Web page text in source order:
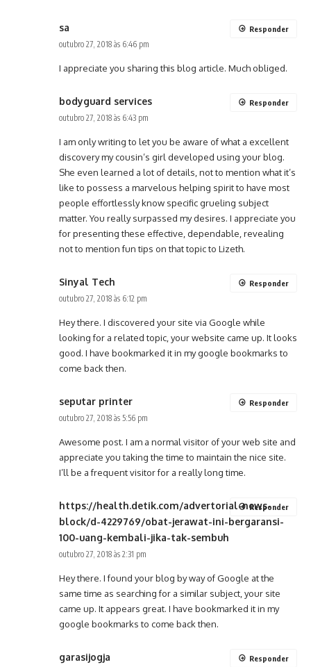
sa
outubro 27, 2018 às 6:46 pm
I appreciate you sharing this blog article. Much obliged.
Responder
bodyguard services
outubro 27, 2018 às 6:43 pm
I am only writing to let you be aware of what a excellent
discovery my cousin’s girl developed using your blog.
She even learned a lot of details, not to mention what it’s
like to possess a marvelous helping spirit to have most
people effortlessly know specific grueling subject
matter. You really surpassed my desires. I appreciate you
for presenting these effective, dependable, revealing
not to mention fun tips on that topic to Lizeth.
Responder
Sinyal Tech
outubro 27, 2018 às 6:12 pm
Hey there. I discovered your site via Google while
looking for a related topic, your website came up. It looks
good. I have bookmarked it in my google bookmarks to
come back then.
Responder
seputar printer
outubro 27, 2018 às 5:56 pm
Awesome post. I am a normal visitor of your web site and
appreciate you taking the time to maintain the nice site.
I’ll be a frequent visitor for a really long time.
Responder
https://health.detik.com/advertorial-news-
block/d-4229769/obat-jerawat-ini-bergaransi-
100-uang-kembali-jika-tak-sembuh
outubro 27, 2018 às 2:31 pm
Hey there. I found your blog by way of Google at the
same time as searching for a similar subject, your site
came up. It appears great. I have bookmarked it in my
google bookmarks to come back then.
Responder
garasijogja Responder